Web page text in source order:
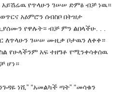
የጥላሁን ገሠሠ ድምፅ ብቻ ነዉ።
አዕምሮን ሰብስቦ በትዝታ
የዋሉት። ብቻ ምን ልበላችሁ. . .
ለጥላሁን ገሠሠ ሙዚቃ ቦታዉን ለቀቀ።
የሁላችንም አፍ ተዘግቶ የሚንቀሳቀሰዉ
ሆነ።
ነሺ” “አመልካች ጣት” “መሳቁን